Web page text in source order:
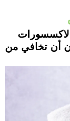
أن تخافي من